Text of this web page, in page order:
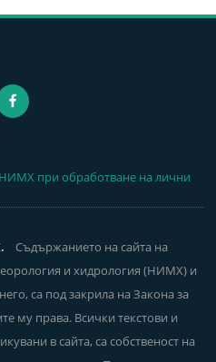
при обработване на лични
Съдържанието на сайта на
и хидрология (НИМХ) и
са под закрила на Закона за
му права. Всички текстови и
в сайта, са собственост на